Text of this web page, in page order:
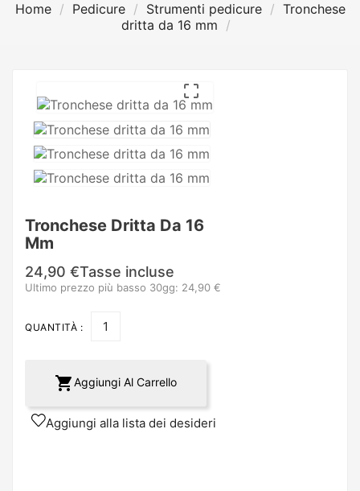
Home Pedicure Strumenti pedicure
Tronchese
dritta da 16 mm

Tronchese Dritta Da 16
Mm
24,90 €Tasse incluse
Ultimo prezzo più basso 30gg: 24,90 €
QUANTITÀ :
Aggiungi Al Carrello
Aggiungi alla lista dei desideri